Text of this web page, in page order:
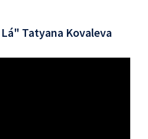
Tatyana Kovaleva